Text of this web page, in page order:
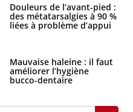
Douleurs de l’avant-pied :
des métatarsalgies à 90 %
liées à problème d’appui
Mauvaise haleine : il faut
améliorer l’hygiène
bucco-dentaire